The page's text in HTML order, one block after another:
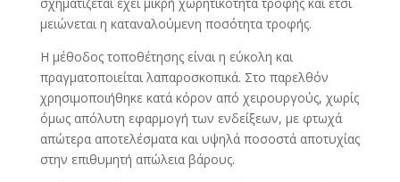
μειώνεται η καταναλούμενη ποσότητα τροφής.
Η μέθοδος τοποθέτησης είναι η εύκολη και
πραγματοποιείται λαπαροσκοπικά. Στο παρελθόν
χρησιμοποιήθηκε κατά κόρον από χειρουργούς, χωρίς
όμως απόλυτη εφαρμογή των ενδείξεων, με φτωχά
απώτερα αποτελέσματα και υψηλά ποσοστά αποτυχίας
στην επιθυμητή απώλεια βάρους.